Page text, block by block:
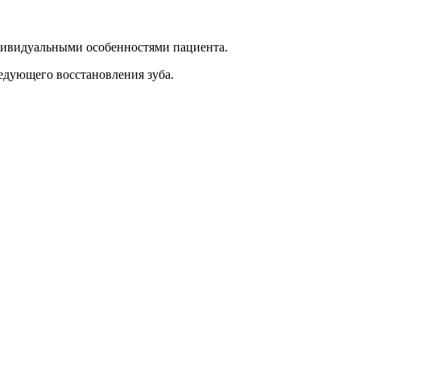
особенностями пациента.
восстановления зуба.